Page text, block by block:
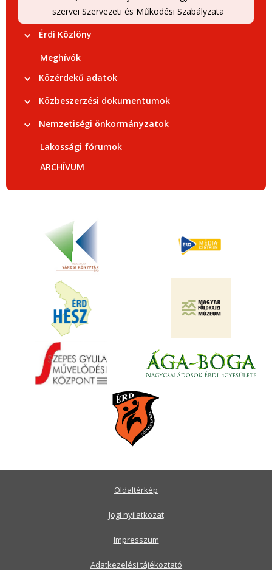
szervei Szervezeti és Működési Szabályzata
Érdi Közlöny
Meghívók
Közérdekű adatok
Közbeszerzési dokumentumok
Nemzetiségi önkormányzatok
Lakossági fórumok
ARCHÍVUM
Oldaltérkép
Jogi nyilatkozat
Impresszum
Adatkezelési tájékoztató